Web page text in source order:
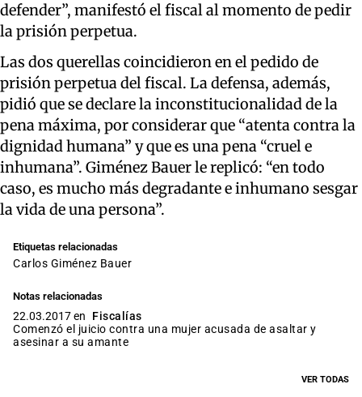
defender”, manifestó el fiscal al momento de pedir
la prisión perpetua.
Las dos querellas coincidieron en el pedido de
prisión perpetua del fiscal. La defensa, además,
pidió que se declare la inconstitucionalidad de la
pena máxima, por considerar que “atenta contra la
dignidad humana” y que es una pena “cruel e
inhumana”. Giménez Bauer le replicó: “en todo
caso, es mucho más degradante e inhumano sesgar
la vida de una persona”.
Etiquetas relacionadas
Carlos Giménez Bauer
Notas relacionadas
22.03.2017 en
Fiscalías
Comenzó el juicio contra una mujer acusada de asaltar y
asesinar a su amante
VER TODAS